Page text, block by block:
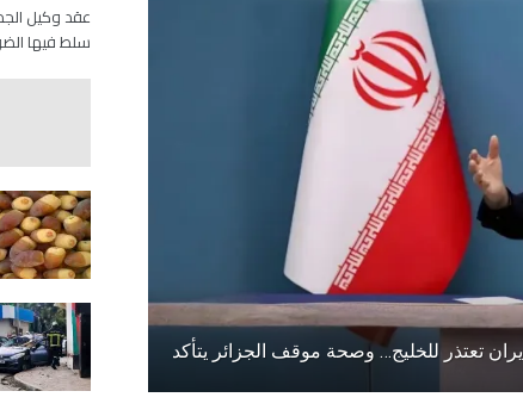
إيران تعتذر للخليج… وصحة موقف الجزائر يتأكد
عقد وكيل
سلط فيها